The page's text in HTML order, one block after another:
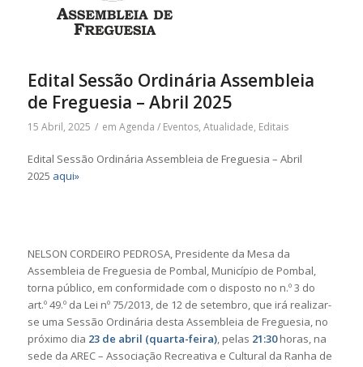
Edital Sessão Ordinária Assembleia
de Freguesia – Abril 2025
15 Abril, 2025 / em Agenda / Eventos, Atualidade, Editais
Edital Sessão Ordinária Assembleia de Freguesia – Abril
2025 aqui»
NELSON CORDEIRO PEDROSA, Presidente da Mesa da
Assembleia de Freguesia de Pombal, Município de Pombal,
torna público, em conformidade com o disposto no n.º 3 do
art.º 49.º da Lei nº 75/2013, de 12 de setembro, que irá realizar-
se uma Sessão Ordinária desta Assembleia de Freguesia, no
próximo dia 23 de abril (quarta-feira), pelas 21:30horas, na
sede da AREC – Associação Recreativa e Cultural da Ranha de